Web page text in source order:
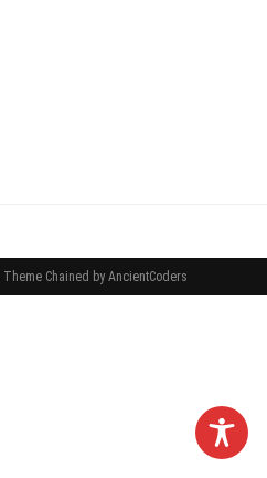
Theme Chained by AncientCoders